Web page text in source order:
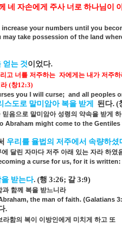
네 자손에게 주사 너로 하나님이
your numbers until you
take possession of the land
얻는 것이었다.
고 너를 저주하는 자에게는 내가 저주하
라(창12:3)
you I will curse; and all peoples
스도로 말미암아 복을 받게 된다. (
음으로 말미암아 성령의 약속을 받게
Abraham might come to the
우리를 율법의 저주에서 속량하셨
달린 자마다 저주 아래 있는 자라 하였
a curse for us, for it is
받는다. (행 3:26; 갈3:9)
과 함께 복을 받느니라
the man of faith. (Galatians
.
라함의 복이 이방인에게 미치게 하고 또